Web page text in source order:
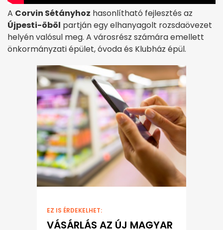
A Corvin Sétányhoz hasonlítható fejlesztés az
Újpesti-öböl partján egy elhanyagolt rozsdaövezet
helyén valósul meg. A városrész számára emellett
önkormányzati épület, óvoda és Klubház épül.
EZ IS ÉRDEKELHET:
VÁSÁRLÁS AZ ÚJ MAGYAR